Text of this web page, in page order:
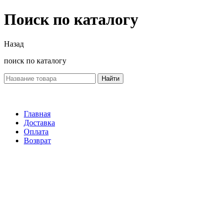
Поиск по каталогу
Назад
поиск по каталогу
Найти
Главная
Доставка
Оплата
Возврат